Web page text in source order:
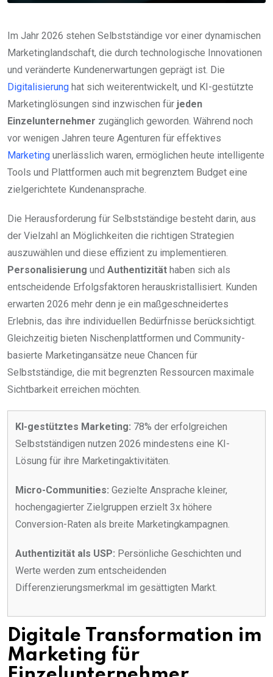
Im Jahr 2026 stehen Selbstständige vor einer dynamischen
Marketinglandschaft, die durch technologische Innovationen
und veränderte Kundenerwartungen geprägt ist. Die
Digitalisierung hat sich weiterentwickelt, und KI-gestützte
Marketinglösungen sind inzwischen für jeden
Einzelunternehmer zugänglich geworden. Während noch
vor wenigen Jahren teure Agenturen für effektives
Marketing unerlässlich waren, ermöglichen heute intelligente
Tools und Plattformen auch mit begrenztem Budget eine
zielgerichtete Kundenansprache.
Die Herausforderung für Selbstständige besteht darin, aus
der Vielzahl an Möglichkeiten die richtigen Strategien
auszuwählen und diese effizient zu implementieren.
Personalisierung und Authentizität haben sich als
entscheidende Erfolgsfaktoren herauskristallisiert. Kunden
erwarten 2026 mehr denn je ein maßgeschneidertes
Erlebnis, das ihre individuellen Bedürfnisse berücksichtigt.
Gleichzeitig bieten Nischenplattformen und Community-
basierte Marketingansätze neue Chancen für
Selbstständige, die mit begrenzten Ressourcen maximale
Sichtbarkeit erreichen möchten.
KI-gestütztes Marketing: 78% der erfolgreichen
Selbstständigen nutzen 2026 mindestens eine KI-
Lösung für ihre Marketingaktivitäten.
Micro-Communities: Gezielte Ansprache kleiner,
hochengagierter Zielgruppen erzielt 3x höhere
Conversion-Raten als breite Marketingkampagnen.
Authentizität als USP: Persönliche Geschichten und
Werte werden zum entscheidenden
Differenzierungsmerkmal im gesättigten Markt.
Digitale Transformation im
Marketing für